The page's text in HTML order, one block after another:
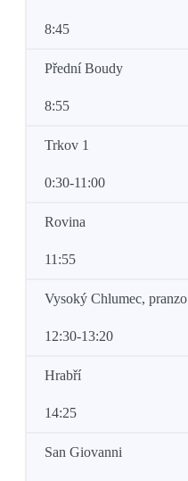
8:45
Přední Boudy
8:55
Trkov 1
0:30-11:00
Rovina
11:55
Vysoký Chlumec, pranzo
12:30-13:20
Hrabří
14:25
San Giovanni